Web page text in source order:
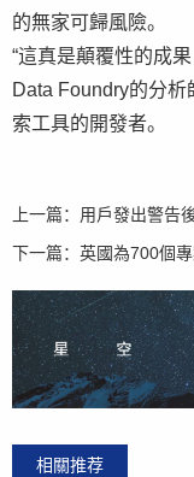
的無家可歸風險。
“這真是顛覆性的成
Data Foundry的分析
索工具的開發者。
上一篇： 用戶發出警告
下一篇： 英國為700個
相關推荐